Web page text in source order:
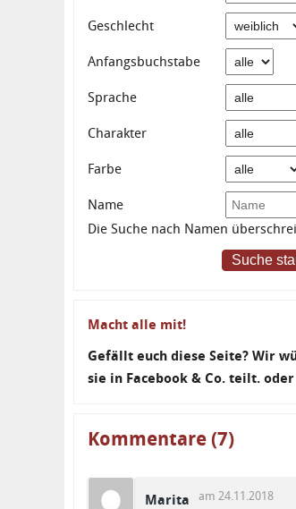
Geschlecht
Anfangsbuchstabe
Sprache
Charakter
Farbe
Name
Die Suche nach Namen
Suche
Macht alle mit!
Gefällt euch diese Seite? Wir
sie in Facebook & Co. teilt.
Kommentare (7)
Marita am 24.11.2018